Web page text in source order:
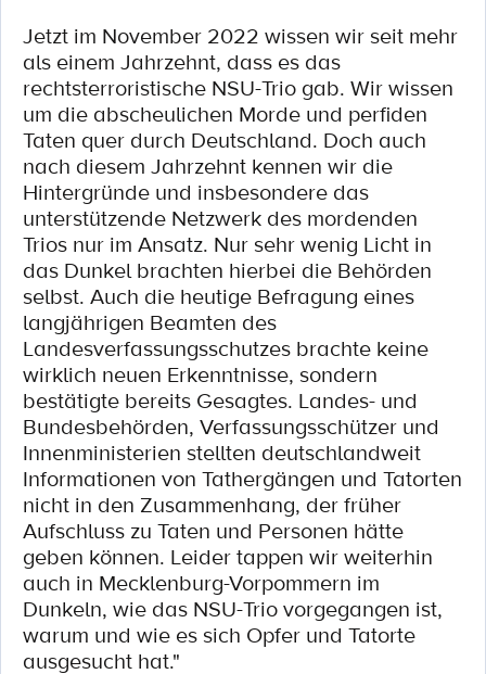
Jetzt im November 2022 wissen wir seit mehr
als einem Jahrzehnt, dass es das
rechtsterroristische NSU-Trio gab. Wir wissen
um die abscheulichen Morde und perfiden
Taten quer durch Deutschland. Doch auch
nach diesem Jahrzehnt kennen wir die
Hintergründe und insbesondere das
unterstützende Netzwerk des mordenden
Trios nur im Ansatz. Nur sehr wenig Licht in
das Dunkel brachten hierbei die Behörden
selbst. Auch die heutige Befragung eines
langjährigen Beamten des
Landesverfassungsschutzes brachte keine
wirklich neuen Erkenntnisse, sondern
bestätigte bereits Gesagtes. Landes- und
Bundesbehörden, Verfassungsschützer und
Innenministerien stellten deutschlandweit
Informationen von Tathergängen und Tatorten
nicht in den Zusammenhang, der früher
Aufschluss zu Taten und Personen hätte
geben können. Leider tappen wir weiterhin
auch in Mecklenburg-Vorpommern im
Dunkeln, wie das NSU-Trio vorgegangen ist,
warum und wie es sich Opfer und Tatorte
ausgesucht hat."